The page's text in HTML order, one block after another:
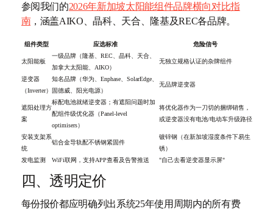
参阅我们的2026年新加坡太阳能组件品牌横向对比指
南，涵盖AIKO、晶科、天合、隆基及REC各品牌。
组件类型 应选标准 危险信号
太阳能板
一级品牌（隆基、REC、晶科、天合、
加拿大太阳能、AIKO）
无独立规格认证的杂牌组件
逆变器
（Inverter）
知名品牌（华为、Enphase、SolarEdge、
固德威、阳光电源）
无品牌逆变器
遮阳处理方
案
标配电池就绪逆变器；有遮阳问题时加
配组件级优化器（Panel-level
optimisers）
将优化器作为一刀切的捆绑销售，
或逆变器没有电池/电动车升级路径
安装支架系
统
铝合金导轨配不锈钢紧固件
镀锌钢（在新加坡湿度条件下易生
锈）
发电监测
WiFi联网，支持APP查看及告警推送 "自己去看逆变器显示屏"
四、透明定价
每份报价都应明确列出系统25年使用周期内的所有费